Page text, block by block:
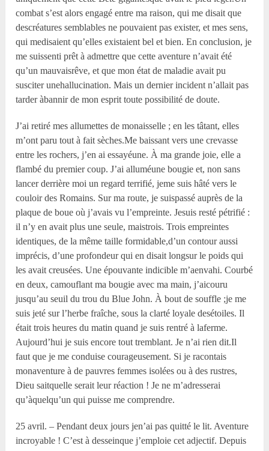
combat s’est alors engagé entre ma raison, qui me disait que
descréatures semblables ne pouvaient pas exister, et mes sens,
qui medisaient qu’elles existaient bel et bien. En conclusion, je
me suissenti prêt à admettre que cette aventure n’avait été
qu’un mauvaisrêve, et que mon état de maladie avait pu
susciter unehallucination. Mais un dernier incident n’allait pas
tarder àbannir de mon esprit toute possibilité de doute.
J’ai retiré mes allumettes de monaisselle ; en les tâtant, elles
m’ont paru tout à fait sèches.Me baissant vers une crevasse
entre les rochers, j’en ai essayéune. À ma grande joie, elle a
flambé du premier coup. J’ai alluméune bougie et, non sans
lancer derrière moi un regard terrifié, jeme suis hâté vers le
couloir des Romains. Sur ma route, je suispassé auprès de la
plaque de boue où j’avais vu l’empreinte. Jesuis resté pétrifié :
il n’y en avait plus une seule, maistrois. Trois empreintes
identiques, de la même taille formidable,d’un contour aussi
imprécis, d’une profondeur qui en disait longsur le poids qui
les avait creusées. Une épouvante indicible m’aenvahi. Courbé
en deux, camouflant ma bougie avec ma main, j’aicouru
jusqu’au seuil du trou du Blue John. À bout de souffle ;je me
suis jeté sur l’herbe fraîche, sous la clarté loyale desétoiles. Il
était trois heures du matin quand je suis rentré à laferme.
Aujourd’hui je suis encore tout tremblant. Je n’ai rien dit.Il
faut que je me conduise courageusement. Si je racontais
monaventure à de pauvres femmes isolées ou à des rustres,
Dieu saitquelle serait leur réaction ! Je ne m’adresserai
qu’àquelqu’un qui puisse me comprendre.
25 avril. – Pendant deux jours jen’ai pas quitté le lit. Aventure
incroyable ! C’est à desseinque j’emploie cet adjectif. Depuis